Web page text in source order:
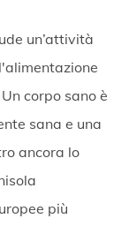
un’attività
corpo sano è
sana e una
ancora lo
più